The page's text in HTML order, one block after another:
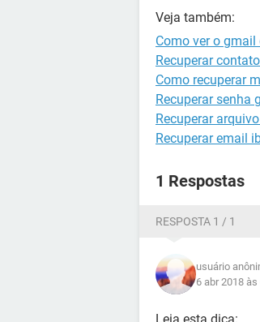
Veja também:
Como ver o
Recuperar
Como recuperar
Recuperar senha
Recuperar
Recuperar email
1 Respostas
RESPOSTA 1 / 1
usuário
6 abr 2018 às
Leia esta dica: